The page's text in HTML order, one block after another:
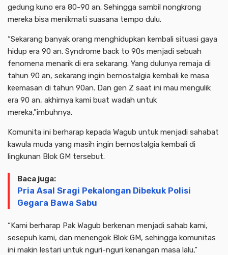
gedung kuno era 80-90 an. Sehingga sambil nongkrong
mereka bisa menikmati suasana tempo dulu.
“Sekarang banyak orang menghidupkan kembali situasi gaya
hidup era 90 an. Syndrome back to 90s menjadi sebuah
fenomena menarik di era sekarang. Yang dulunya remaja di
tahun 90 an, sekarang ingin bernostalgia kembali ke masa
keemasan di tahun 90an. Dan gen Z saat ini mau mengulik
era 90 an, akhirnya kami buat wadah untuk
mereka,”imbuhnya.
Komunita ini berharap kepada Wagub untuk menjadi sahabat
kawula muda yang masih ingin bernostalgia kembali di
lingkunan Blok GM tersebut.
Baca juga:
Pria Asal Sragi Pekalongan Dibekuk Polisi
Gegara Bawa Sabu
“Kami berharap Pak Wagub berkenan menjadi sahab kami,
sesepuh kami, dan menengok Blok GM, sehingga komunitas
ini makin lestari untuk nguri-nguri kenangan masa lalu,”